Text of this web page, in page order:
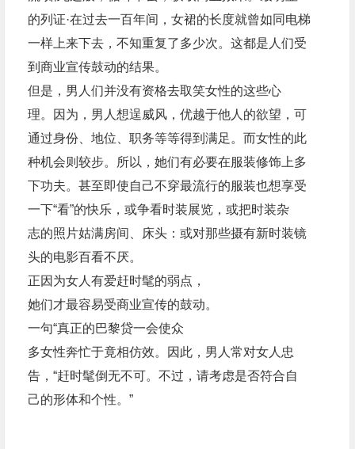
的列证·在过去一百年间，女裙的长度就曾如同电梯
一样上来下去，不知重复了多少次。这都是人们受
到商业宣传鼓动的结果。
但是，男人们并没有资格去取笑女性的这些心
理。因为，男人想逞威风，优越于他人的欲望，可
通过身份、地位、职务等等得到满足。而女性的此
种机会则较步。所以，她们有必要在服装修饰上多
下功夫。甚至即使自己不穿最流行的服装也想享受
一下“看”的快乐，或争看时装展览，或把时装杂
志的照片姑满房间、床头：或对那些摄有新时装镜
头的电影百看不厌。
正因为女人有爱赶时髦的弱点，
她们才最容易受商业宣传的鼓动。
一句“真正的巴黎贷一会使众
多女性奔忙于竟相仿效。因此，男人常对女人忠
告，“赶时髦倒无不可。不过，请考虑是否符合自
己的形体和个性。”